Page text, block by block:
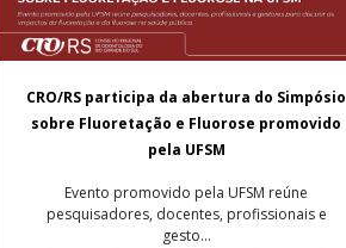
CRO/RS participa da abertura do Simpósio
sobre Fluoretação e Fluorose promovido
pela UFSM
Evento promovido pela UFSM reúne
pesquisadores, docentes, profissionais e
gesto...